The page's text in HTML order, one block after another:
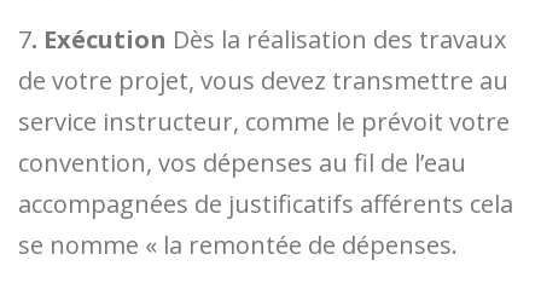
7. Exécution Dès la réalisation des travaux
de votre projet, vous devez transmettre au
service instructeur, comme le prévoit votre
convention, vos dépenses au fil de l’eau
accompagnées de justificatifs afférents cela
se nomme « la remontée de dépenses.